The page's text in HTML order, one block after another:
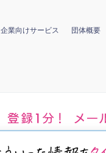
企業向けサービス 団体概要